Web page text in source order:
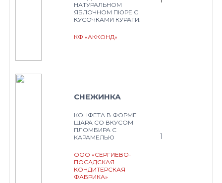
НАТУРАЛЬНОМ
ЯБЛОЧНОМ ПЮРЕ С
КУСОЧКАМИ КУРАГИ.
КФ «АККОНД»
СНЕЖИНКА
КОНФЕТА В ФОРМЕ
ШАРА СО ВКУСОМ
ПЛОМБИРА С
КАРАМЕЛЬЮ
ООО «СЕРГИЕВО-
ПОСАДСКАЯ
КОНДИТЕРСКАЯ
ФАБРИКА»
1